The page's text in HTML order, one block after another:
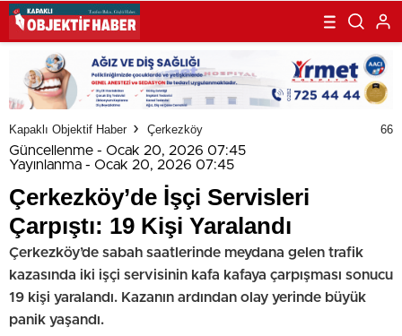
Kapaklı Objektif Haber Çerkezköy 66
Güncellenme - Ocak 20, 2026 07:45
Yayınlanma - Ocak 20, 2026 07:45
Çerkezköy’de İşçi Servisleri
Çarpıştı: 19 Kişi Yaralandı
Çerkezköy’de sabah saatlerinde meydana gelen trafik
kazasında iki işçi servisinin kafa kafaya çarpışması sonucu
19 kişi yaralandı. Kazanın ardından olay yerinde büyük
panik yaşandı.